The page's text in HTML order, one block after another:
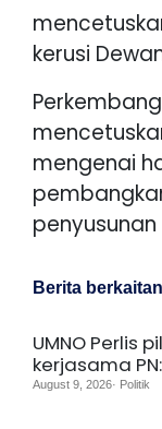
kerusi
mengenai
Berita berkaitan
UMNO Perlis
kerjasama
August 9, 2026· Politik